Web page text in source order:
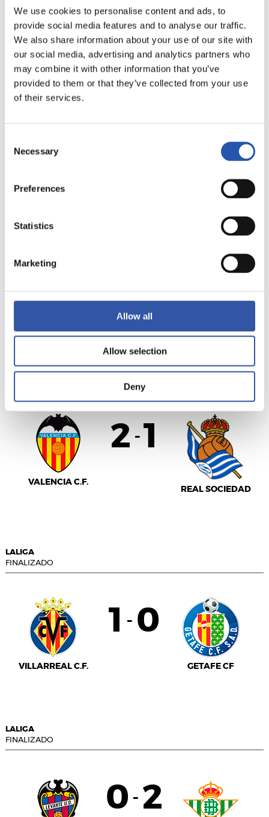
We use cookies to personalise content and ads, to
provide social media features and to analyse our traffic.
We also share information about your use of our site with
our social media, advertising and analytics partners who
may combine it with other information that you’ve
provided to them or that they’ve collected from your use
of their services.
Selection
Necessary
Preferences
Statistics
Marketing
Allow all
Allow selection
Deny
REAL MADRID
4-0
LALIGA
VALENCIA C.F.
2 - 1
REAL SOCIEDAD
LALIGA
FINALIZADO
VILLARREAL C.F.
1 - 0
GETAFE CF
LALIGA
FINALIZADO
0 - 2